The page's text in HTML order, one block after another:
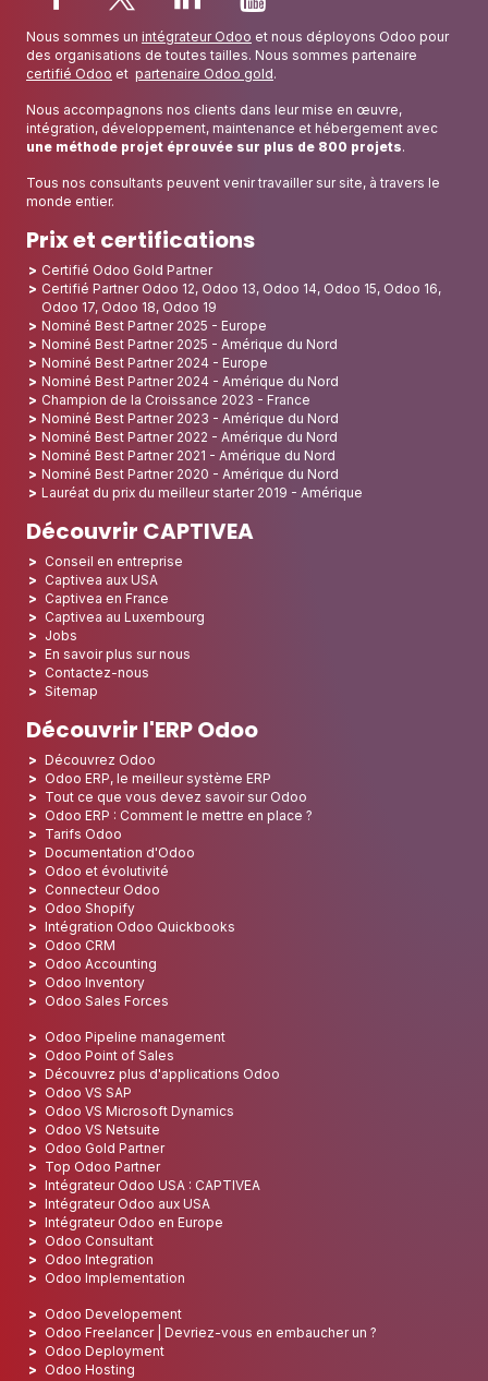
Nous sommes un intégrateur Odoo et nous déployons Odoo pour
des organisations de toutes tailles. Nous sommes partenaire
certifié Odoo et partenaire Odoo gold.
Nous accompagnons nos clients dans leur mise en œuvre,
intégration, développement, maintenance et hébergement avec
une méthode projet éprouvée sur plus de 800 projets.
Tous nos consultants peuvent venir travailler sur site, à travers le
monde entier.
Prix et certifications
Certifié Odoo Gold Partner
Certifié Partner Odoo 12, Odoo 13, Odoo 14, Odoo 15, Odoo 16,
Odoo 17, Odoo 18, Odoo 19
Nominé Best Partner 2025 - Europe
Nominé Best Partner 2025 - Amérique du Nord
Nominé Best Partner 2024 - Europe
Nominé Best Partner 2024 - Amérique du Nord
Champion de la Croissance 2023 - France
Nominé Best Partner 2023 - Amérique du Nord
Nominé Best Partner 2022 - Amérique du Nord
Nominé Best Partner 2021 - Amérique du Nord
Nominé Best Partner 2020 - Amérique du Nord
Lauréat du prix du meilleur starter 2019 - Amérique
Découvrir CAPTIVEA
Conseil en entreprise
Captivea aux USA
Captivea en France
Captivea au Luxembourg
Jobs
En savoir plus sur nous
Contactez-nous
Sitemap
Découvrir l'ERP Odoo
Découvrez Odoo
Odoo ERP, le meilleur système ERP
Tout ce que vous devez savoir sur Odoo
Odoo ERP : Comment le mettre en place ?
Tarifs Odoo
Documentation d'Odoo
Odoo et évolutivité
Connecteur Odoo
Odoo Shopify
Intégration Odoo Quickbooks
Odoo CRM
Odoo Accounting
Odoo Inventory
Odoo Sales Forces
Odoo Pipeline management
Odoo Point of Sales
Découvrez plus d'applications Odoo
Odoo VS SAP
Odoo VS Microsoft Dynamics
Odoo VS Netsuite
Odoo Gold Partner
Top Odoo Partner
Intégrateur Odoo USA : CAPTIVEA
Intégrateur Odoo aux USA
Intégrateur Odoo en Europe
Odoo Consultant
Odoo Integration
Odoo Implementation
Odoo Developement
Odoo Freelancer | Devriez-vous en embaucher un ?
Odoo Deployment
Odoo Hosting